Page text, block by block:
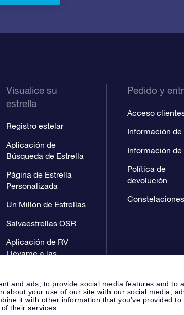
and ads, to provide social media features and to
about your use of our site with our social media,
it with other information that you’ve provided to
their services.
Visualice su
estrella
Registro estelar
Aplicación de
Búsqueda de Estrella
Página de Estrella
Personalizada
Un Millón de Estrellas
Salvaestrellas OSR
Aplicación de RV
Llévame a las
Pedido y
Acceso
Información de
Información de
Política de
devolución
Constelaciones